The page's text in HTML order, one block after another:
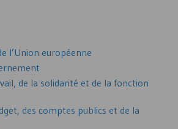
l’Union européenne
de la solidarité et de la fonction
des comptes publics et de la